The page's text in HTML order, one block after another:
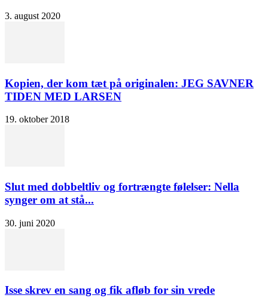
3. august 2020
Kopien, der kom tæt på originalen: JEG SAVNER
TIDEN MED LARSEN
19. oktober 2018
Slut med dobbeltliv og fortrængte følelser: Nella
synger om at stå...
30. juni 2020
Isse skrev en sang og fik afløb for sin vrede